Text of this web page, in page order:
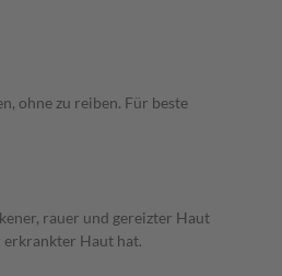
ohne zu reiben. Für beste
rauer und gereizter Haut
erkrankter Haut hat.